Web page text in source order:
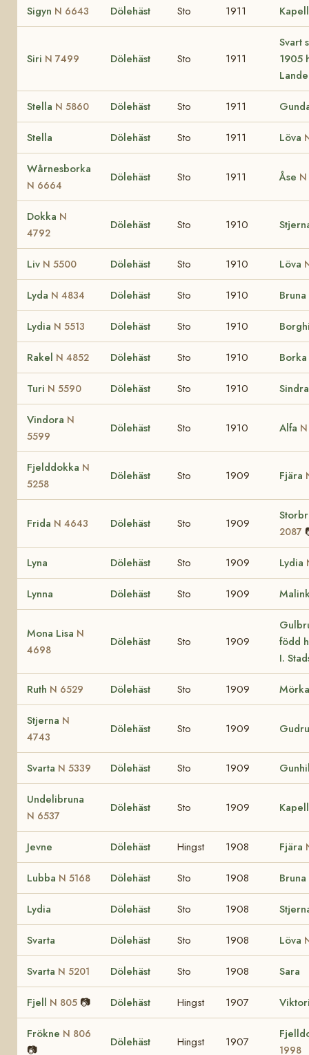
Sigyn N 6643 Dölehäst Sto 1911
Siri N 7499 Dölehäst Sto 1911
Svart
1905
Stella N 5860 Dölehäst Sto 1911
Stella Dölehäst Sto 1911 Löva
Wårnesborka
N 6664
Dölehäst Sto 1911 Åse
Dokka N
4792
Dölehäst Sto 1910
Liv N 5500 Dölehäst Sto 1910 Löva
Lyda N 4834 Dölehäst Sto 1910 Bruna
Lydia N 5513 Dölehäst Sto 1910
Rakel N 4852 Dölehäst Sto 1910 Borka
Turi N 5590 Dölehäst Sto 1910
Vindora N
5599
Dölehäst Sto 1910 Alfa
Fjelddokka N
5258
Dölehäst Sto 1909 Fjära
Frida N 4643 Dölehäst Sto 1909
2087
Lyna Dölehäst Sto 1909 Lydia
Lynna Dölehäst Sto 1909
Mona Lisa N
4698
Dölehäst Sto 1909
född
I.
Ruth N 6529 Dölehäst Sto 1909
Stjerna N
4743
Dölehäst Sto 1909
Svarta N 5339 Dölehäst Sto 1909
Undelibruna
N 6537
Dölehäst Sto 1909
Jevne Dölehäst Hingst 1908 Fjära
Lubba N 5168 Dölehäst Sto 1908 Bruna
Lydia Dölehäst Sto 1908
Svarta Dölehäst Sto 1908 Löva
Svarta N 5201 Dölehäst Sto 1908 Sara
Fjell N 805 📷 Dölehäst Hingst 1907
Frökne N 806
📷
Dölehäst Hingst 1907
1998